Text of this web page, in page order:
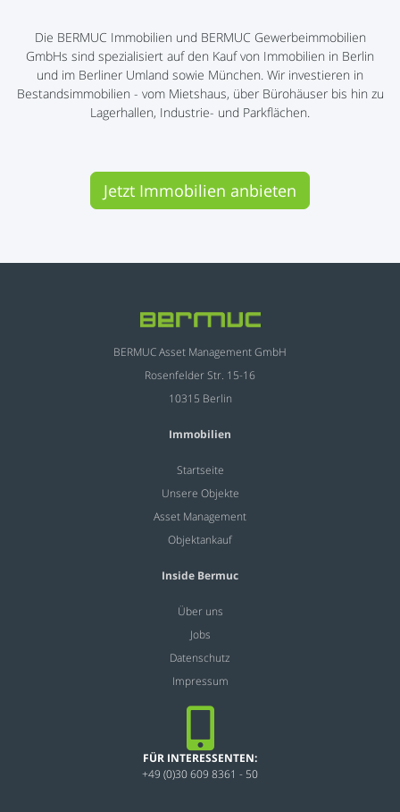
Die BERMUC Immobilien und BERMUC Gewerbeimmobilien
GmbHs sind spezialisiert auf den Kauf von Immobilien in Berlin
und im Berliner Umland sowie München. Wir investieren in
Bestandsimmobilien - vom Mietshaus, über Bürohäuser bis hin zu
Lagerhallen, Industrie- und Parkflächen.
Jetzt Immobilien anbieten
BERMUC Asset Management GmbH
Rosenfelder Str. 15-16
10315 Berlin
Immobilien
Startseite
Unsere Objekte
Asset Management
Objektankauf
Inside Bermuc
Über uns
Jobs
Datenschutz
Impressum
FÜR INTERESSENTEN:
+49 (0)30 609 8361 - 50